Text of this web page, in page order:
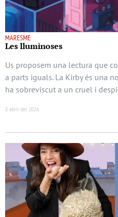
MARESME
Les lluminoses
Us proposem una lectura que
a parts iguals. La Kirby és una
ha sobreviscut a un cruel i
8 abril del 2026